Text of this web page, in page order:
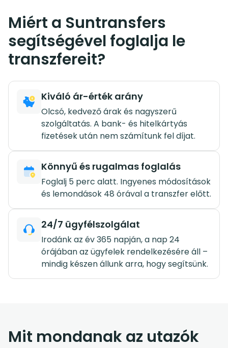
Miért a Suntransfers
segítségével foglalja le
transzfereit?
Kiváló ár-érték arány
Olcsó, kedvező árak és nagyszerű
szolgáltatás. A bank- és hitelkártyás
fizetések után nem számítunk fel díjat.
Könnyű és rugalmas foglalás
Foglalj 5 perc alatt. Ingyenes módosítások
és lemondások 48 órával a transzfer előtt.
24/7 ügyfélszolgálat
Irodánk az év 365 napján, a nap 24
órájában az ügyfelek rendelkezésére áll –
mindig készen állunk arra, hogy segítsünk.
Mit mondanak az utazók